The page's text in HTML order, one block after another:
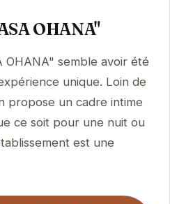
OHANA"
OHANA" semble avoir été
unique. Loin de
propose un cadre intime
ce soit pour une nuit ou
est une